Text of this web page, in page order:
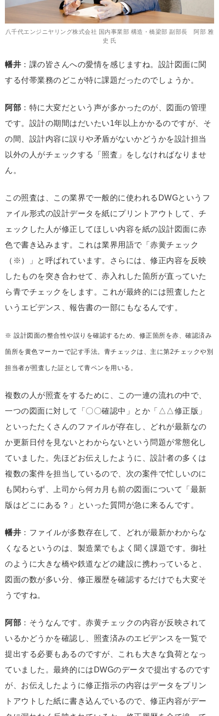
八千代エンジニヤリング株式会社 国内事業部 構造・橋梁部 副部長 阿部 雅
史 氏
幡井 ：課の皆さんへの愛情を感じますね。設計図面に関
する付帯業務のどこが特に課題だったのでしょうか。
阿部 ：特に大変だという声が多かったのが、図面の管理
です。設計の期間はだいたい1年以上かかるのですが、そ
の間、設計内容に誤りや矛盾がないかどうかを設計担当
以外の人がチェックする「照査」をしなければなりませ
ん。
この照査は、この業界で一般的に使われるDWGというフ
ァイル形式の設計データを紙にプリントアウトして、チ
ェックした人が修正してほしい内容を紙の設計図面に赤
色で書き込みます。これは業界用語で「赤黄チェック
（※）」と呼ばれています。さらには、修正内容を反映
したものを突き合わせて、赤入れした箇所が直っていた
ら青でチェックをします。これが最終的には照査したと
いうエビデンス、報告書の一部にもなるんです。
※ 設計図面の整合性や誤りを確認するため、修正箇所を赤、確認済み
箇所を黄色マーカーで記す手法。青チェックは、主に第2チェックや別
担当者が照査した証として青ペンを用いる。
複数の人が照査をするために、この一連の流れの中で、
一つの図面に対して「〇〇確認中」とか「△△修正版」
といったたくさんのファイルが存在し、どれが最新なの
か更新日付を見ないとわからないという問題が常態化し
ていました。先ほどお伝えしたように、設計者の多くは
複数の案件を担当しているので、次の案件で忙しいのに
も関わらず、上司から何カ月も前の図面について「最新
版はどこにある？」といった質問が急に来るんです。
幡井 ：ファイルが多数存在して、どれが最新かわからな
くなるというのは、製造業でもよく聞く課題です。御社
のように大きな橋や鉄道などの建設に携わっていると、
図面の数が多い分、修正履歴を確認するだけでも大変そ
うですね。
阿部 ：そうなんです。赤黄チェックの内容が反映されて
いるかどうかを確認し、照査済みのエビデンスを一覧で
提出する必要もあるのですが、これも大きな負荷となっ
ていました。最終的にはDWGのデータで提出するのです
が、お伝えしたように修正指示の内容はデータをプリン
トアウトした紙に書き込んでいるので、修正内容がデー